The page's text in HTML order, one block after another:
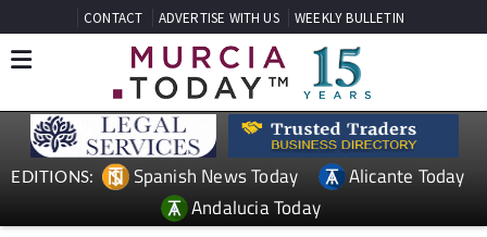
CONTACT ADVERTISE WITH US WEEKLY BULLETIN
EDITIONS: Spanish News Today
Alicante Today
Andalucia Today